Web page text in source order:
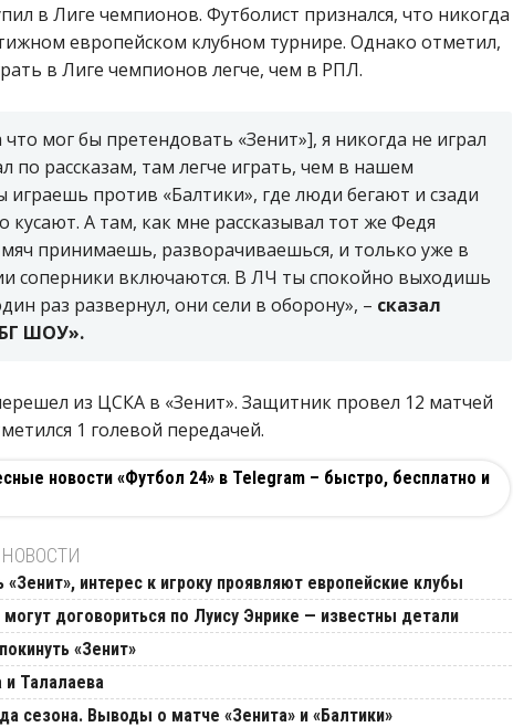
в Лиге чемпионов. Футболист признался, что никогда
европейском клубном турнире. Однако отметил,
в Лиге чемпионов легче, чем в РПЛ.
что мог бы претендовать «Зенит»], я никогда не играл
по рассказам, там легче играть, чем в нашем
играешь против «Балтики», где люди бегают и сзади
кусают. А там, как мне рассказывал тот же Федя
принимаешь, разворачиваешься, и только уже в
соперники включаются. В ЛЧ ты спокойно выходишь
раз развернул, они сели в оборону», – сказал
ШОУ».
из ЦСКА в «Зенит». Защитник провел 12 матчей
1 голевой передачей.
новости «Футбол 24» в Telegram – быстро, бесплатно и
интерес к игроку проявляют европейские клубы
договориться по Луису Энрике — известны детали
«Зенит»
Талалаева
сезона. Выводы о матче «Зенита» и «Балтики»